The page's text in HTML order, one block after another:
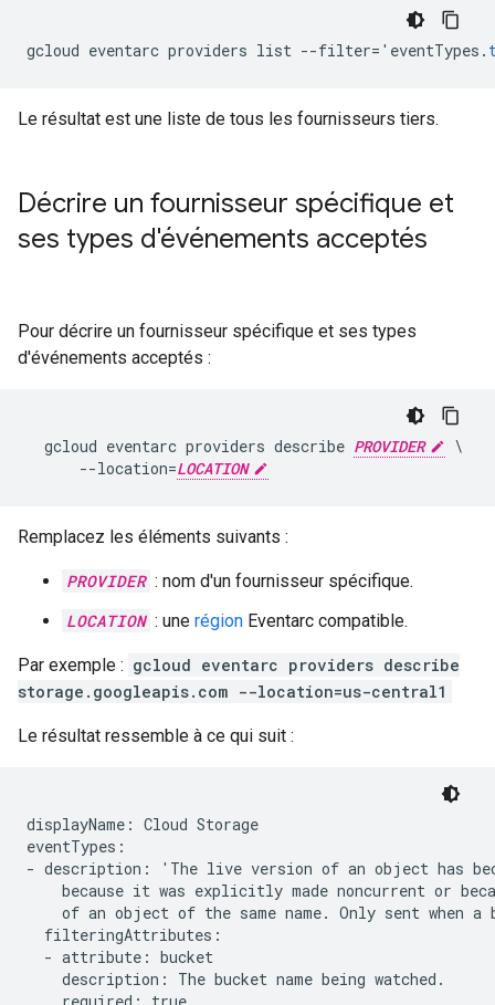
gcloud eventarc providers list --filter= ' eventTypes .
Le résultat est une liste de tous les fournisseurs tiers.
Décrire un fournisseur spécifique et
ses types d'événements acceptés
Pour décrire un fournisseur spécifique et ses types
d'événements acceptés :
  gcloud eventarc providers describe
PROVIDER
\
      --location=
LOCATION
Remplacez les éléments suivants :
PROVIDER : nom d'un fournisseur spécifique.
LOCATION : une région Eventarc compatible.
Par exemple : gcloud eventarc providers describe
storage.googleapis.com --location=us-central1
Le résultat ressemble à ce qui suit :
displayName: Cloud Storage
eventTypes:
- description: 'The live version of an object has
because it was explicitly made noncurrent or
of an object of the same name. Only sent when a
  filteringAttributes:
  - attribute: bucket
    description: The bucket name being watched.